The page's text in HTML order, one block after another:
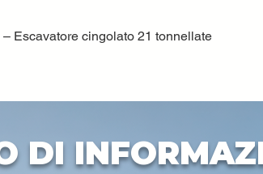
Quick View
Escavatore cingolato 21 tonnellate
DI